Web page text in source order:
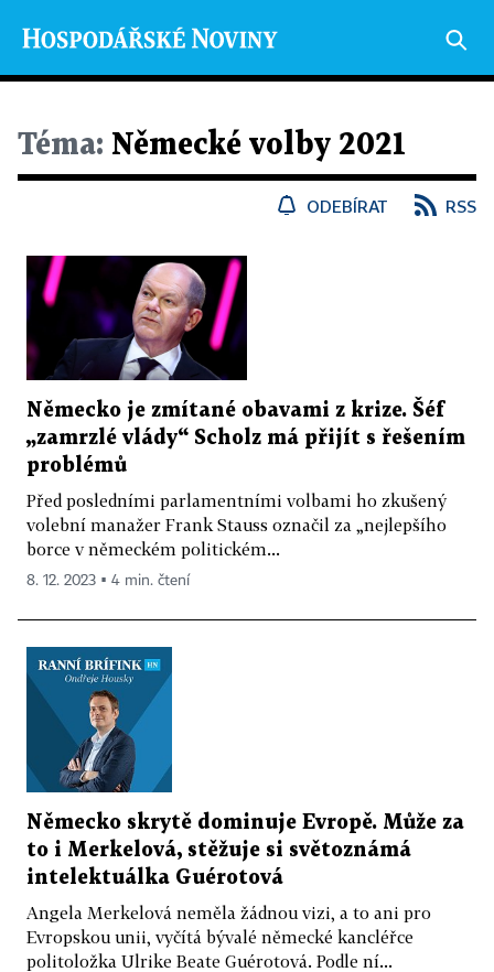
Téma: Německé volby 2021
ODEBÍRAT RSS
Německo je zmítané obavami z krize. Šéf
„zamrzlé vlády“ Scholz má přijít s řešením
problémů
Před posledními parlamentními volbami ho zkušený
volební manažer Frank Stauss označil za „nejlepšího
borce v německém politickém...
8. 12. 2023 ▪ 4 min. čtení
Německo skrytě dominuje Evropě. Může za
to i Merkelová, stěžuje si světoznámá
intelektuálka Guérotová
Angela Merkelová neměla žádnou vizi, a to ani pro
Evropskou unii, vyčítá bývalé německé kancléřce
politoložka Ulrike Beate Guérotová. Podle ní...